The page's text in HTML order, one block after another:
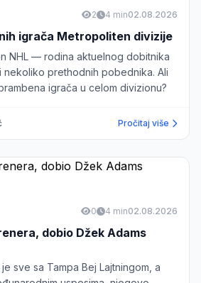
2 4 min02.08.2026
igrača Metropoliten divizije
NHL — rodina aktuelnog dobitnika
nekoliko prethodnih pobednika. Ali
igrača u celom divizionu?
Pročitaj više
0 4 min02.08.2026
dobio Džek Adams
sve sa Tampa Bej Lajtningom, a